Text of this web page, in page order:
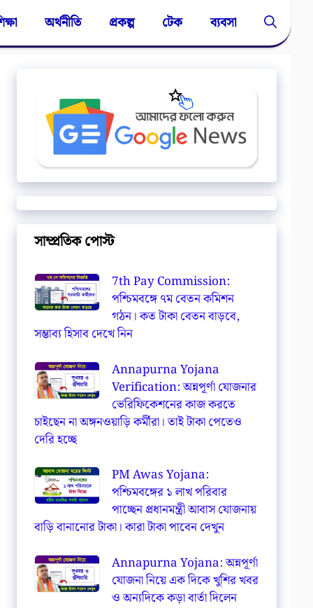
অর্থনীতি প্রকল্প টেক ব্যবসা
সাম্প্রতিক পোস্ট
7th Pay Commission:
পশ্চিমবঙ্গে ৭ম বেতন কমিশন
গঠন। কত টাকা বেতন বাড়বে,
সম্ভাব্য হিসাব দেখে নিন
Annapurna Yojana
Verification: অন্নপূর্ণা যোজনার
ভেরিফিকেশনের কাজ করতে
চাইছেন না অঙ্গনওয়াড়ি কর্মীরা। তাই টাকা পেতেও
দেরি হচ্ছে
PM Awas Yojana:
পশ্চিমবঙ্গের ১ লাখ পরিবার
পাচ্ছেন প্রধানমন্ত্রী আবাস যোজনায়
বাড়ি বানানোর টাকা। কারা টাকা পাবেন দেখুন
Annapurna Yojana: অন্নপূর্ণা
যোজনা নিয়ে এক দিকে খুশির খবর
ও অন্যদিকে কড়া বার্তা দিলেন